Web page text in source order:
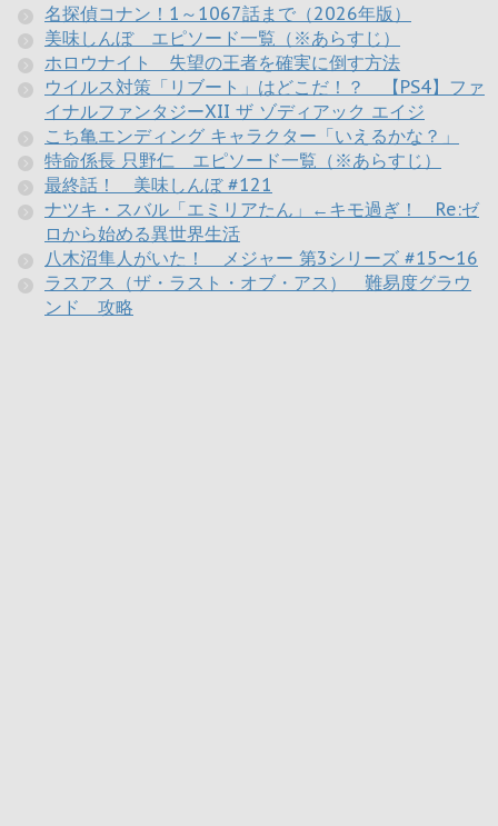
名探偵コナン！1～1067話まで（2026年版）
美味しんぼ エピソード一覧（※あらすじ）
ホロウナイト 失望の王者を確実に倒す方法
ウイルス対策「リブート」はどこだ！？ 【PS4】ファ
イナルファンタジーXII ザ ゾディアック エイジ
こち亀エンディング キャラクター「いえるかな？」
特命係長 只野仁 エピソード一覧（※あらすじ）
最終話！ 美味しんぼ #121
ナツキ・スバル「エミリアたん」←キモ過ぎ！ Re:ゼ
ロから始める異世界生活
八木沼隼人がいた！ メジャー 第3シリーズ #15〜16
ラスアス（ザ・ラスト・オブ・アス） 難易度グラウ
ンド 攻略